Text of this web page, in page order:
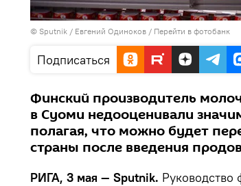
© Sputnik / Евгений Одиноков / Перейти в фотобанк
Подписаться
Финский производитель
в Суоми недооценивали
полагая, что можно будет
страны после введения
РИГА, 3 мая — Sputnik. Руководство